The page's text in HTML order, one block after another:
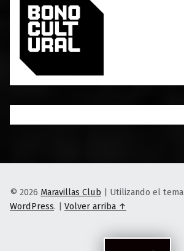
© 2026 Maravillas Club | Utilizando el tema
WordPress. | Volver arriba ↑